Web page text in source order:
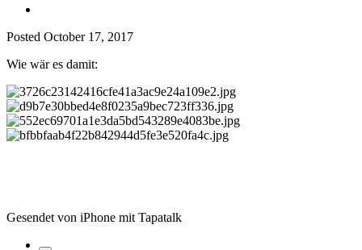
Posted October 17, 2017
Wie wär es damit:
Gesendet von iPhone mit Tapatalk